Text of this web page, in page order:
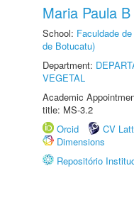
Maria Paula
School: Faculdade
de Botucatu)
Department:
VEGETAL
Academic
title: MS-3.2
Orcid
CV
Dimensions
Repositório